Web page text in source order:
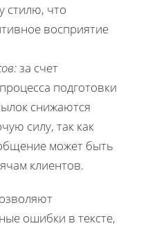
стилю, что
восприятие
за счет
подготовки
снижаются
силу, так как
может быть
клиентов.
ошибки в тексте,